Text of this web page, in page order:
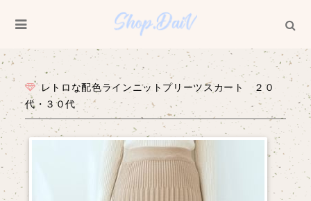
レトロな配色ラインニットプリーツスカート ２０
代・３０代